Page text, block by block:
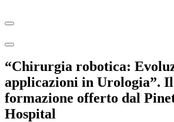
“Chirurgia robotica:
applicazioni in Urologia”.
formazione offerto dal
Hospital